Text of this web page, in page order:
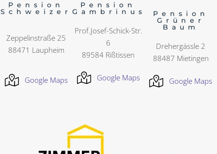
Pension
Schweizer
Zeppelinstraße 25
88471 Laupheim
Google Maps
Pension
Gambrinus
Prof.Josef-Schick-Str.
6
89584 Rißtissen
Google Maps
Pension
Grüner
Baum
Drehergässle 2
88487 Mietingen
Google Maps